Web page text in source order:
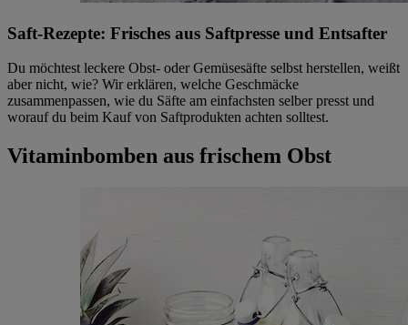
Saft-Rezepte: Frisches aus Saftpresse und Entsafter
Du möchtest leckere Obst- oder Gemüsesäfte selbst herstellen, weißt
aber nicht, wie? Wir erklären, welche Geschmäcke
zusammenpassen, wie du Säfte am einfachsten selber presst und
worauf du beim Kauf von Saftprodukten achten solltest.
Vitaminbomben aus frischem Obst